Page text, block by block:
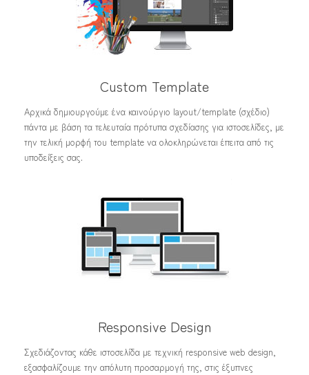
Custom Template
Αρχικά δημιουργούμε ένα καινούργιο layout/template (σχέδιο)
πάντα με βάση τα τελευταία πρότυπα σχεδίασης για ιστοσελίδες, με
την τελική μορφή του template να ολοκληρώνεται έπειτα από τις
υποδείξεις σας.
Responsive Design
Σχεδιάζοντας κάθε ιστοσελίδα με τεχνική responsive web design,
εξασφαλίζουμε την απόλυτη προσαρμογή της, στις έξυπνες